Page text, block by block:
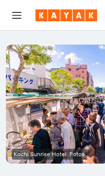
Kochi Sunrise Hotel: Fotos